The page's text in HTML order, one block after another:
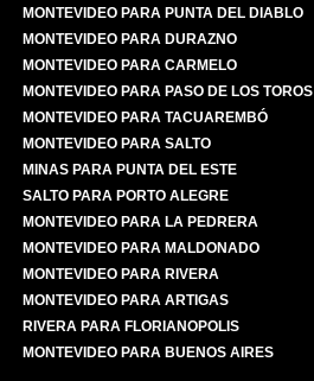
MONTEVIDEO PARA PUNTA DEL DIABLO
MONTEVIDEO PARA DURAZNO
MONTEVIDEO PARA CARMELO
MONTEVIDEO PARA PASO DE LOS TOROS
MONTEVIDEO PARA TACUAREMBÓ
MONTEVIDEO PARA SALTO
MINAS PARA PUNTA DEL ESTE
SALTO PARA PORTO ALEGRE
MONTEVIDEO PARA LA PEDRERA
MONTEVIDEO PARA MALDONADO
MONTEVIDEO PARA RIVERA
MONTEVIDEO PARA ARTIGAS
RIVERA PARA FLORIANOPOLIS
MONTEVIDEO PARA BUENOS AIRES